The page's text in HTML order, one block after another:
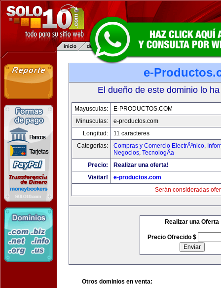
e-
El dueño de este dominio lo
Mayusculas:
E-PRODUCTOS.COM
Minusculas:
e-productos.com
Longitud:
11 caracteres
Categorias:
Compras y Comercio ElectrÃ³nico,
Negocios, TecnologÃ­a
Precio:
Realizar una oferta!
Visitar!
e-productos.com
Serán consideradas
Realizar una Oferta
Precio Ofrecido $
Otros dominios en venta: